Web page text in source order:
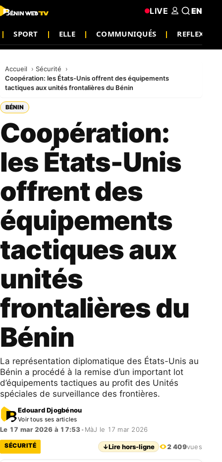
SPORT ELLE COMMUNIQUÉS REFLEXION
LIVE EN
Accueil
Sécurité
Coopération: les États-Unis offrent des équipements
tactiques aux unités frontalières du Bénin
BÉNIN
Coopération:
les États-Unis
offrent des
équipements
tactiques aux
unités
frontalières du
Bénin
La représentation diplomatique des États-Unis au
Bénin a procédé à la remise d’un important lot
d’équipements tactiques au profit des Unités
spéciales de surveillance des frontières.
Edouard Djogbénou
Voir tous ses articles
Le 17 mar 2026 à 17:53• MàJ le 17 mar 2026
SÉCURITÉ ↓Lire hors-ligne 2 409vues